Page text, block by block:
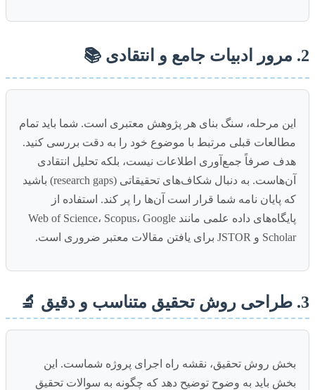
2. مرور ادبیات جامع و انتقادی 📚
این مرحله، سنگ بنای هر پژوهش معتبری است. شما باید تمام
مطالعات قبلی مرتبط با موضوع خود را به دقت بررسی کنید.
هدف صرفاً جمع‌آوری اطلاعات نیست، بلکه تحلیل انتقادی
آن‌هاست. به دنبال شکاف‌های تحقیقاتی (research gaps) باشید
که پایان نامه شما قرار است آن‌ها را پر کند. استفاده از
پایگاه‌های داده علمی مانند Web of Science، Scopus، Google
Scholar و JSTOR برای یافتن مقالات معتبر ضروری است.
3. طراحی روش تحقیق متناسب و دقیق 🔬
بخش روش تحقیق، نقشه راه اجرای پروژه شماست. این
بخش باید به وضوح توضیح دهد که چگونه به سوالات تحقیق